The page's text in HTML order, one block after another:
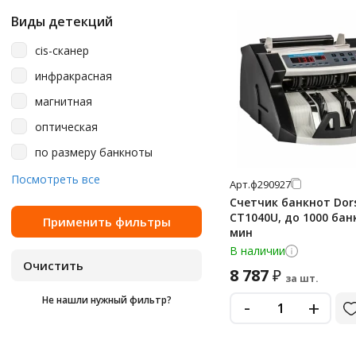
Виды детекций
cis-сканер
инфракрасная
магнитная
оптическая
по размеру банкноты
уф-детекция
Посмотреть все
Не нашли нужный фильтр?
Арт.ф290927
Счетчик банкнот
СT1040U, до 1000
мин
В наличии
8 787₽ за шт.
- +